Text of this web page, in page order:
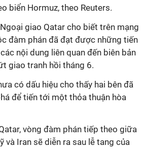
biển Hormuz, theo Reuters.
giao Qatar cho biết trên mạng
đàm phán đã đạt được những tiến
nội dung liên quan đến biên bản
giao tranh hồi tháng 6.
có dấu hiệu cho thấy hai bên đã
để tiến tới một thỏa thuận hòa
vòng đàm phán tiếp theo giữa
và Iran sẽ diễn ra sau lễ tang của